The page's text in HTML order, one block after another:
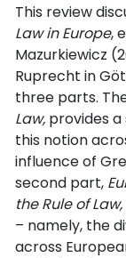
This review
Law in Europe,
Mazurkiewicz
Ruprecht in
three parts.
Law, provides
this notion
influence of
second part,
the Rule of Law,
– namely, the
across